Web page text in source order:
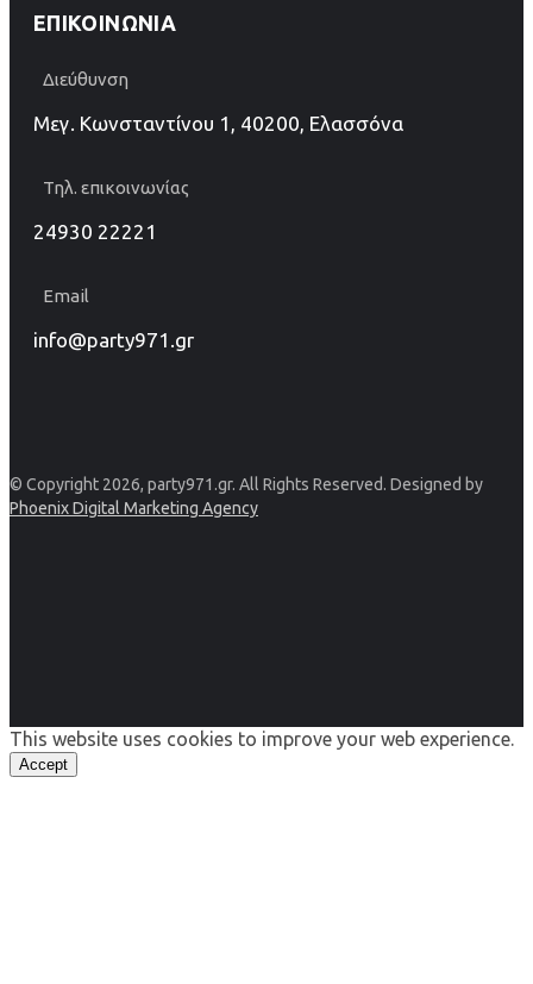
ΕΠΙΚΟΙΝΩΝΊΑ
Διεύθυνση
Μεγ. Κωνσταντίνου 1, 40200, Ελασσόνα
Τηλ. επικοινωνίας
24930 22221
Email
info@party971.gr
© Copyright 2026, party971.gr. All Rights Reserved. Designed by
Phoenix Digital Marketing Agency
This website uses cookies to improve your web experience.
Accept